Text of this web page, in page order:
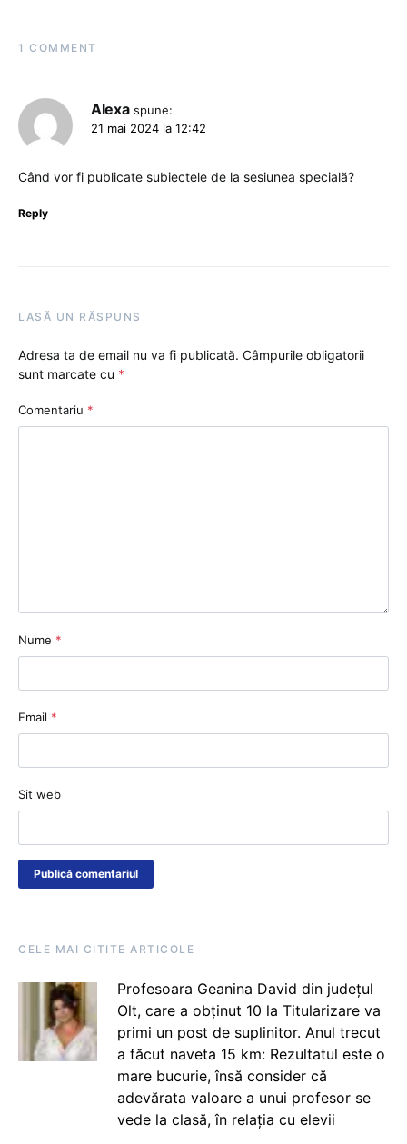
1 COMMENT
Alexa spune:
21 mai 2024 la 12:42
Când vor fi publicate subiectele de la sesiunea specială?
Reply
LASĂ UN RĂSPUNS
Adresa ta de email nu va fi publicată. Câmpurile obligatorii
sunt marcate cu *
Comentariu *
Nume *
Email *
Sit web
CELE MAI CITITE ARTICOLE
Profesoara Geanina David din județul
Olt, care a obținut 10 la Titularizare va
primi un post de suplinitor. Anul trecut
a făcut naveta 15 km: Rezultatul este o
mare bucurie, însă consider că
adevărata valoare a unui profesor se
vede la clasă, în relația cu elevii